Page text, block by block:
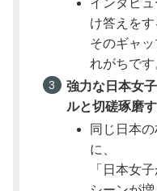
け答えをす
そのギャ
れがちです
強力な日本女
ルと切磋琢磨
同じ日本の
に、
「日本女